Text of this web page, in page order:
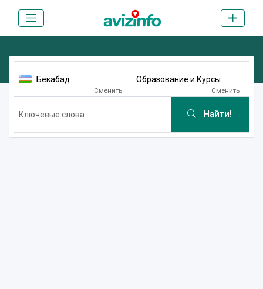
Бекабад
Сменить
Образование и Курсы
Сменить
Найти!